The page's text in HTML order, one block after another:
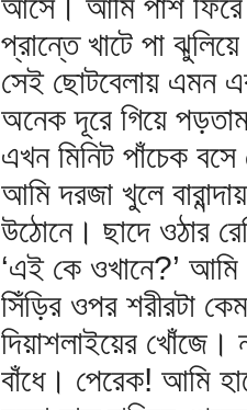
প্রান্তে খাটে পা
সেই ছোটবেলায় এমন
অনেক দূরে গিয়ে
এখন মিনিট পাঁচেক
আমি দরজা খুলে
উঠোনে। ছাদে ওঠার
‘এই কে ওখানে?’ আমি
সিঁড়ির ওপর শরীরটা
দিয়াশলাইয়ের খোঁজে।
বাঁধে। পেরেক! আমি